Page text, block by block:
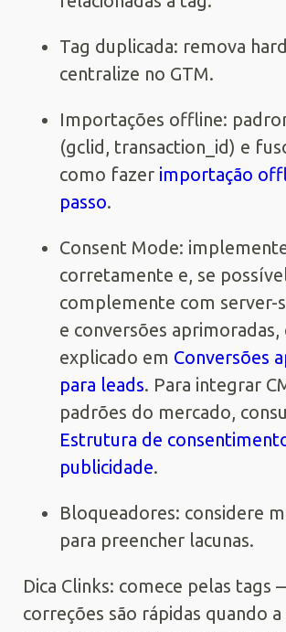
Tag duplicada: remova
centralize no GTM.
Importações offline:
(gclid, transaction_id) e
como fazer importação
passo.
Consent Mode:
corretamente e, se
complemente com server-
e conversões aprimoradas,
explicado em Conversões
para leads. Para integrar
padrões do mercado,
Estrutura de
publicidade.
Bloqueadores: considere
para preencher lacunas.
Dica Clinks: comece pelas tags
correções são rápidas quando a